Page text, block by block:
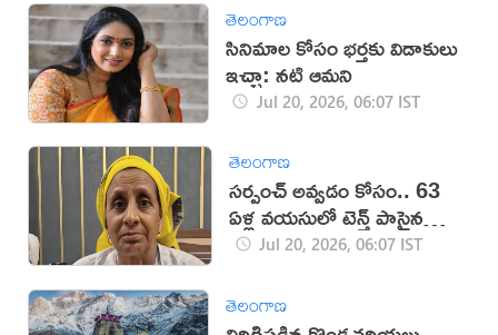
తెలంగాణ
సినిమాల కోసం భర్తకు విడాకులు
ఇచ్చా: నటి ఆమని
Jul 20, 2026, 06:07 IST
తెలంగాణ
సర్పంచ్ అవ్వడం కోసం.. 63
ఏళ్ల వయసులో టెన్త్ పాసైన
వృద్ధురాలు
Jul 20, 2026, 06:07 IST
తెలంగాణ